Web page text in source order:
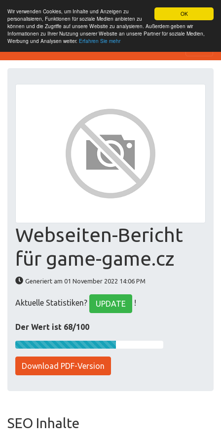
OK
Wir verwenden Cookies, um Inhalte und Anzeigen zu
personalisieren, Funktionen für soziale Medien anbieten zu
können und die Zugriffe auf unsere Website zu analysieren. Außerdem geben wir
Informationen zu Ihrer Nutzung unserer Website an unsere Partner für soziale Medien,
Werbung und Analysen weiter. Erfahren Sie mehr
SEO Analytics
Webseiten-Bericht
für game-game.cz
Generiert am 01 November 2022 14:06 PM
Aktuelle Statistiken? UPDATE !
Der Wert ist 68/100
Download PDF-Version
SEO Inhalte